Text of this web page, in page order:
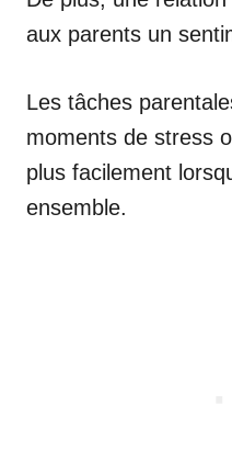
aux parents un
Les tâches
moments de stress
plus facilement
ensemble.